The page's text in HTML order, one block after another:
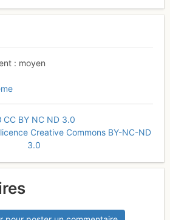
moyen
CC BY NC ND 3.0
Creative Commons BY-NC-ND
3.0